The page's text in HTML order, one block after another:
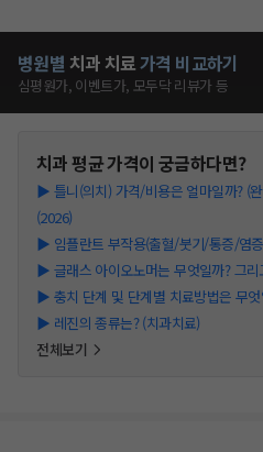
병원별 치과 치료가격 비교하기
심평원가, 이벤트가, 모두닥 리뷰가 등
치과평균 가격이 궁금하다면?
▶ 틀니(의치) 가격/비용은 얼마일까? (
(2026)
▶ 임플란트 부작용(출혈/붓기/통증/염
▶ 글래스 아이오노머는 무엇일까? 그
▶ 충치 단계 및 단계별 치료방법은 무
▶ 레진의 종류는? (치과치료)
전체보기